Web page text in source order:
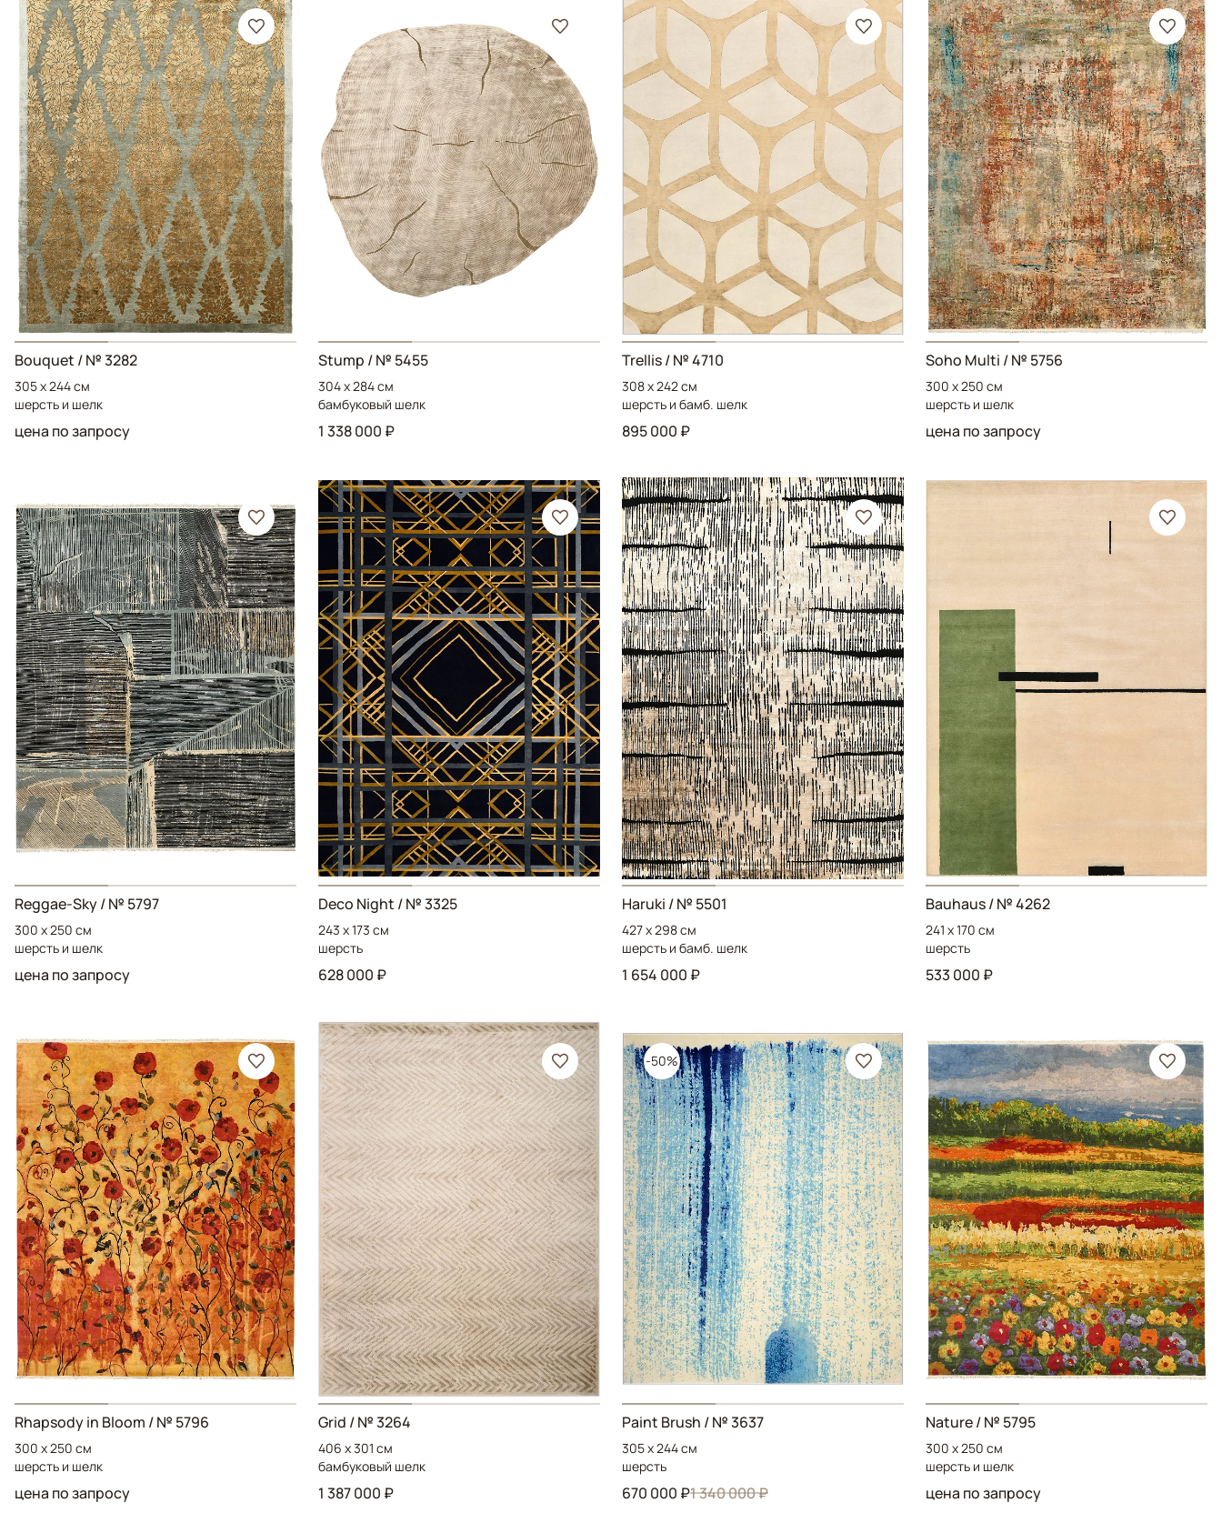
Bouquet / № 3282
305 x 244 см
шерсть и шелк
цена по запросу
Stump / № 5455
304 x 284 см
бамбуковый шелк
1 338 000 ₽
Trellis/ № 4710
308 x 242 см
шерсть и бамб. шелк
895 000 ₽
Soho Multi / № 5756
300 x 250 см
шерсть и шелк
цена по запросу
Reggae-Sky/ № 5797
300 x 250 см
шерсть и шелк
цена по запросу
Deco Night / № 3325
243 x 173 см
шерсть
628 000 ₽
Haruki / № 5501
427 x 298 см
шерсть и бамб. шелк
1 654 000 ₽
Bauhaus/ № 4262
241 x 170 см
шерсть
533 000 ₽
Rhapsody in Bloom / № 5796
300 x 250 см
шерсть и шелк
цена по запросу
Grid / № 3264
406 x 301 см
бамбуковый шелк
1 387 000 ₽
-50%
Paint Brush / № 3637
305 x 244 см
шерсть
670 000 ₽1 340 000 ₽
Nature/ № 5795
300 x 250 см
шерсть и шелк
цена по запросу